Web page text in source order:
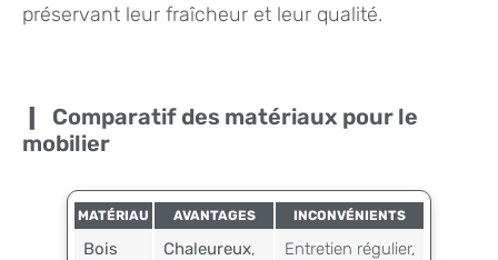
préservant leur fraîcheur et leur qualité.
Comparatif des matériaux pour le
mobilier
MATÉRIAU AVANTAGES INCONVÉNIENTS
Bois Chaleureux,
Entretien régulier,